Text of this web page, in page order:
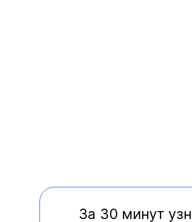
За 30 минут